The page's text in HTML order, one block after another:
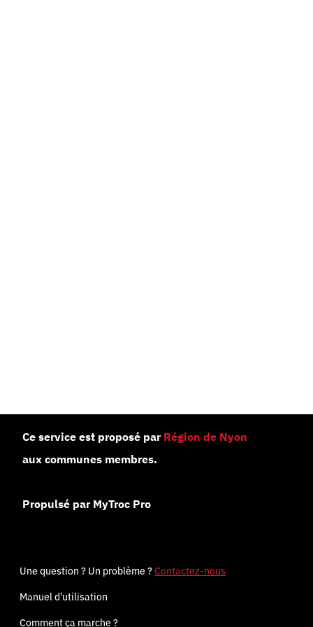
Ce service est proposé par Région de Nyon
aux communes membres.
Propulsé par MyTroc Pro
Une question ? Un problème ?Contactez-nous
Manuel d'utilisation
Comment ça marche ?